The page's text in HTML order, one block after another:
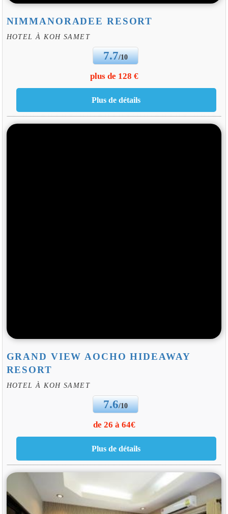
NIMMANORADEE RESORT
HOTEL À KOH SAMET
7.7/10
plus de 128 €
GRAND VIEW AOCHO HIDEAWAY
RESORT
HOTEL À KOH SAMET
7.6/10
de 26 à 64€